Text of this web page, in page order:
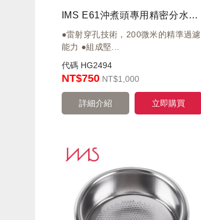
IMS E61沖煮頭專用精密分水網 E61200IM
●雷射穿孔技術，200微米的精準過濾
能力 ●組成堅...
代碼 HG2494
NT$750 NT$1,000
立即購買
詳細介紹